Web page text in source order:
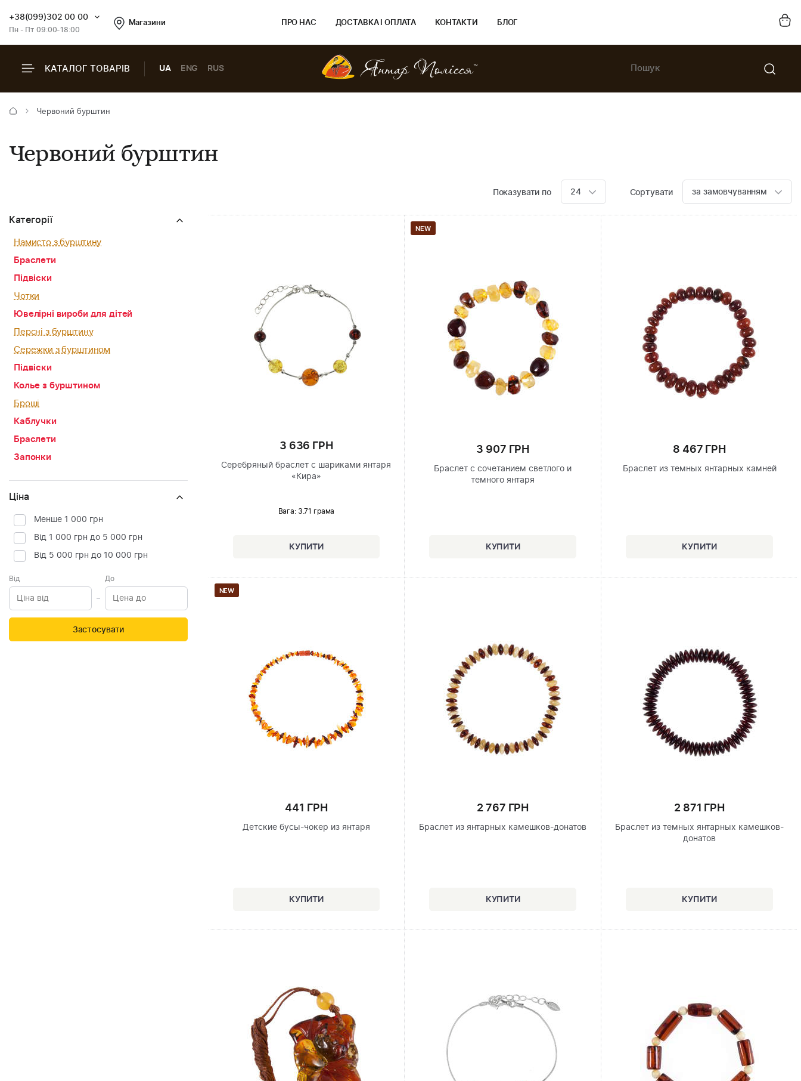
+38(099)302 00 00
Пн - Пт 09:00-18:00
Магазини ПРО НАС ДОСТАВКА І ОПЛАТА КОНТАКТИ БЛОГ
КАТАЛОГ ТОВАРІВ UA ENG RUS
Червоний бурштин
Червоний бурштин
Показувати по 24 Сортувати за замовчуванням
Категорії
Намисто з бурштину
Браслети
Підвіски
Чотки
Ювелірні вироби для дітей
Персні з бурштину
Сережки з бурштином
Підвіски
Колье з бурштином
Броші
Каблучки
Браслети
Запонки
Ціна
Менше 1 000 грн
Від 1 000 грн до 5 000 грн
Від 5 000 грн до 10 000 грн
Від До
Застосувати
3 636 ГРН
Серебряный браслет с шариками янтаря
«Кира»
Вага: 3.71 грама
NEW
3 907 ГРН
Браслет с сочетанием светлого и
темного янтаря
8 467 ГРН
Браслет из темных янтарных камней
NEW
441 ГРН
Детские бусы-чокер из янтаря
2 767 ГРН
Браслет из янтарных камешков-донатов
2 871 ГРН
Браслет из темных янтарных камешков-
донатов